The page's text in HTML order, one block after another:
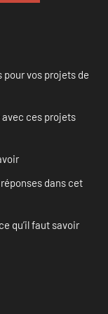
pour vos projets de
ces projets
dans cet
qu’il faut savoir